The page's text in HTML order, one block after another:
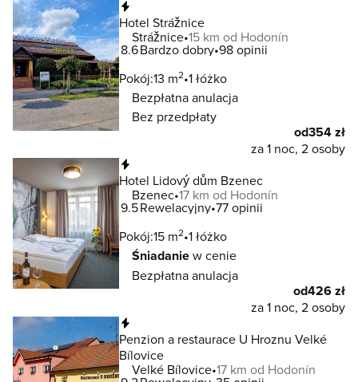
Hotel Strážnice
Strážnice 15 km od Hodonín
8.6Bardzo dobry 98 opinii
Pokój:13 m2 1 łóżko
Bezpłatna anulacja
Bez przedpłaty
od354 zł
za 1 noc, 2 osoby
Hotel Lidový dům Bzenec
Bzenec 17 km od Hodonín
9.5Rewelacyjny 77 opinii
Pokój:15 m2 1 łóżko
Śniadaniew cenie
Bezpłatna anulacja
od426 zł
za 1 noc, 2 osoby
Penzion a restaurace U Hroznu Velké
Bílovice
Velké Bílovice 17 km od Hodonín